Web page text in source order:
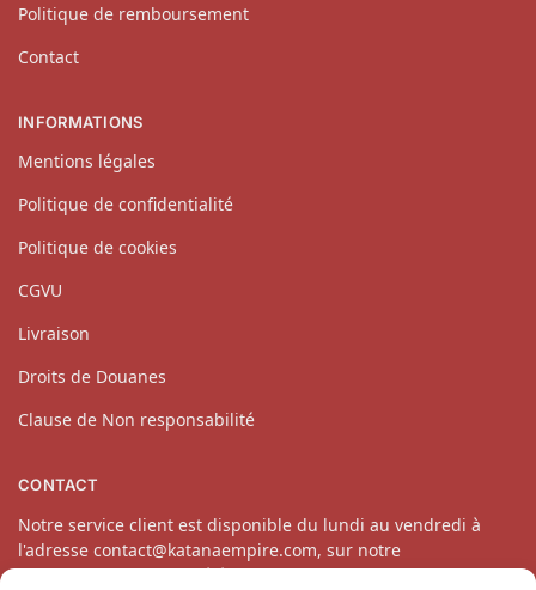
Politique de remboursement
Contact
INFORMATIONS
Mentions légales
Politique de confidentialité
Politique de cookies
CGVU
Livraison
Droits de Douanes
Clause de Non responsabilité
CONTACT
Notre service client est disponible du lundi au vendredi à
l'adresse contact@katanaempire.com, sur notre
page contact ou par téléphone au 06 10 14 34 64.